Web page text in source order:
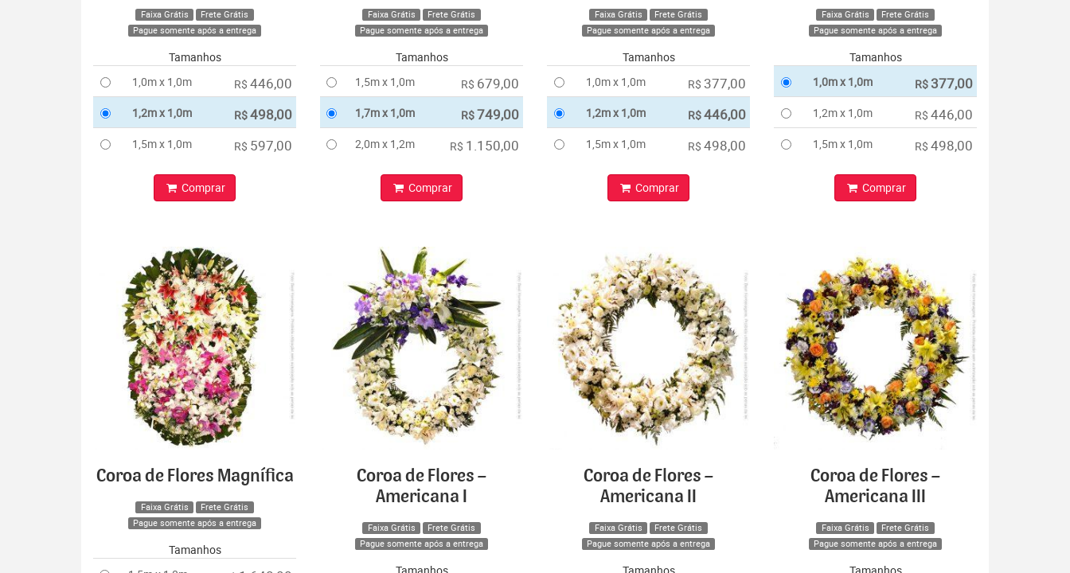
Faixa Grátis
Frete Grátis
Pague somente após a entrega
Tamanhos
1,0m x 1,0m
R$ 446,00
1,2m x 1,0m R$498,00
1,5m x 1,0m R$ 597,00
Comprar
Faixa Grátis
Frete Grátis
Pague somente após a entrega
Tamanhos
1,5m x 1,0m
R$ 679,00
1,7m x 1,0m R$749,00
2,0m x 1,2m R$ 1.150,00
Comprar
Faixa Grátis
Frete Grátis
Pague somente após a entrega
Tamanhos
1,0m x 1,0m
R$ 377,00
1,2m x 1,0m R$446,00
1,5m x 1,0m R$ 498,00
Comprar
Faixa Grátis
Frete Grátis
Pague somente após a entrega
Tamanhos
1,0m x 1,0m
R$ 377,00
1,2m x 1,0m R$ 446,00
1,5m x 1,0m R$ 498,00
Comprar
Coroa de Flores Magnífica
Faixa Grátis
Frete Grátis
Pague somente após a entrega
Tamanhos
Coroa de Flores –
Americana I
Faixa Grátis
Frete Grátis
Pague somente após a entrega
Coroa de Flores –
Americana II
Faixa Grátis
Frete Grátis
Pague somente após a entrega
Coroa de Flores –
Americana III
Faixa Grátis
Frete Grátis
Pague somente após a entrega